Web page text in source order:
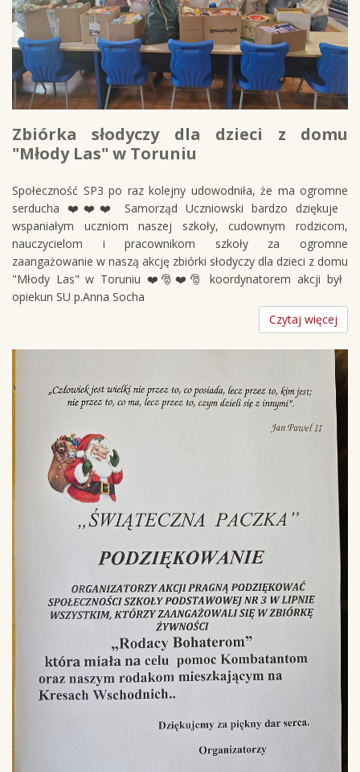
Zbiórka słodyczy dla dzieci z domu
"Młody Las" w Toruniu
Społeczność SP3 po raz kolejny udowodniła, że ma ogromne
serducha ❤️❤️❤️ Samorząd Uczniowski bardzo dziękuje
wspaniałym uczniom naszej szkoły, cudownym rodzicom,
nauczycielom i pracownikom szkoły za ogromne
zaangażowanie w naszą akcję zbiórki słodyczy dla dzieci z domu
"Młody Las" w Toruniu ❤️🎅❤️🎅 koordynatorem akcji był
opiekun SU p.Anna Socha
Czytaj więcej